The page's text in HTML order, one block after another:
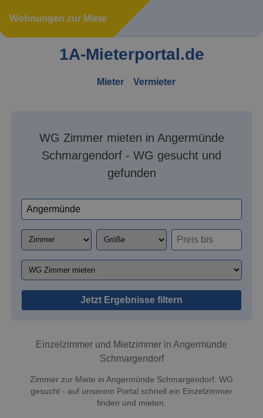
Wohnungen zur Miete
1A-Mieterportal.de
Mieter Vermieter
WG Zimmer mieten in Angermünde
Schmargendorf - WG gesucht und
gefunden
Jetzt Ergebnisse filtern
Einzelzimmer und Mietzimmer in Angermünde
Schmargendorf
Zimmer zur Miete in Angermünde Schmargendorf. WG
gesucht - auf unserem Portal schnell ein Einzelzimmer
finden und mieten.